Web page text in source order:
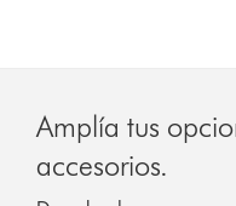
Amplía tus
accesorios.